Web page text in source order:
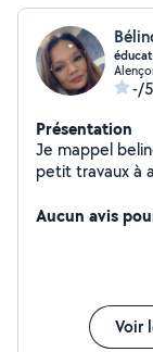
-/5
Présentation
Je mappel
petit travaux à
Aucun avis
Voir